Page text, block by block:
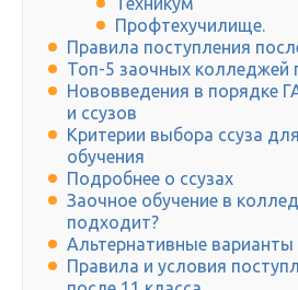
Профтехучилище.
Правила поступления
Топ-5 заочных колледжей
Нововведения в порядке
и ссузов
Критерии выбора ссуза
обучения
Подробнее о ссузах
Заочное обучение в
подходит?
Альтернативные варианты
Правила и условия